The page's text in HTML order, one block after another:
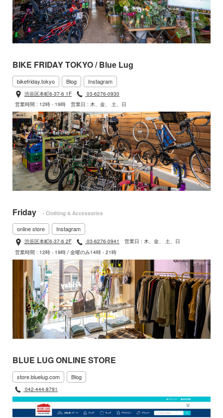
BIKE FRIDAY TOKYO / Blue Lug
bikefriday.tokyo Blog Instagram
渋谷区本町6-37-6 1F
03-6276-0930
営業時間 : 12時 - 19時
営業日 : 木、金、 土、日
Friday - Clothing & Accessories
online store Instagram
渋谷区本町6-37-6 2F 03-6276-0941
営業日 : 木、金、 土、日
営業時間 : 12時 - 19時 / 金曜のみ14時 - 21時
BLUE LUG ONLINE STORE
store.bluelug.com Blog
042-444-8791